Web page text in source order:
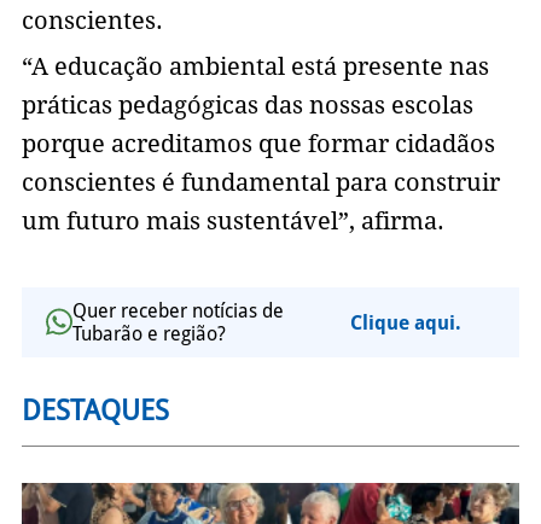
conscientes.
“A educação ambiental está presente nas
práticas pedagógicas das nossas escolas
porque acreditamos que formar cidadãos
conscientes é fundamental para construir
um futuro mais sustentável”, afirma.
Quer receber notícias de
Tubarão e região?
Clique aqui.
DESTAQUES